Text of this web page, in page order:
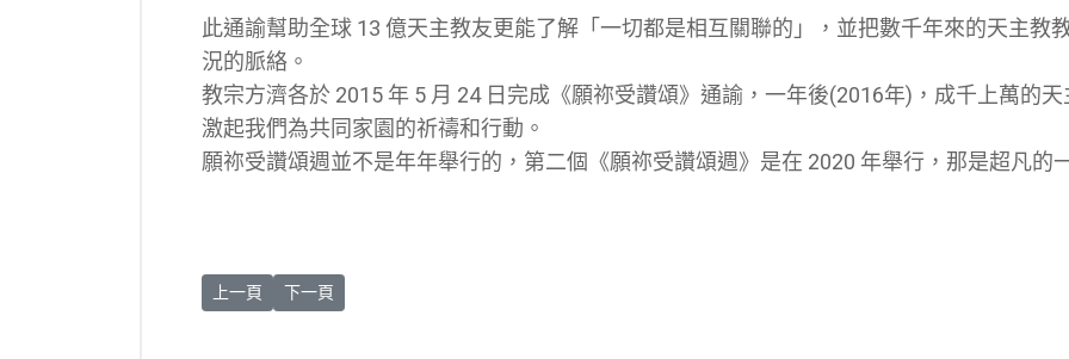
此通諭幫助全球 13 億天主教友更能了解「一切都是相互關聯的」，並把數千年來的天主教
況的脈絡。
教宗方濟各於 2015 年 5 月 24 日完成《願祢受讚頌》通諭，一年後(2016年)，成千上萬的
激起我們為共同家園的祈禱和行動。
願祢受讚頌週並不是年年舉行的，第二個《願祢受讚頌週》是在 2020 年舉行，那是超凡的
上一篇文章: 2022《願祢受讚頌週》5/22-29
上一頁 下一篇文章: 願祢受讚頌7周年祈禱文
下一頁